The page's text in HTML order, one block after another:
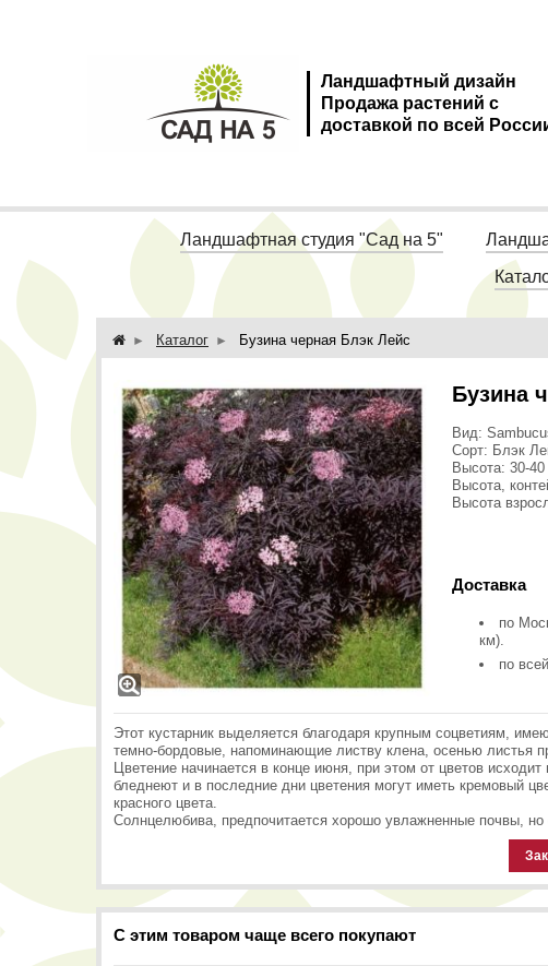
Ландшафтный дизайн
Продажа растений с
доставкой по всей
Ландшафтная студия "Сад на 5"
Каталог Бузина черная Блэк Лейс
Бузина
Вид:
Сорт: Блэк
Высота: 30-
Высота,
Высота
Доставка
по
км).
по
Этот кустарник выделяется благодаря крупным соцветиям,
темно-бордовые, напоминающие листву клена, осенью листья
Цветение начинается в конце июня, при этом от цветов
бледнеют и в последние дни цветения могут иметь кремовый
красного цвета.
Солнцелюбива, предпочитается хорошо увлажненные почвы,
С этим товаром чаще всего покупают